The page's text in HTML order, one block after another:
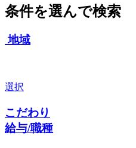
条件を選んで検索
地域
選択
こだわり
給与/職種